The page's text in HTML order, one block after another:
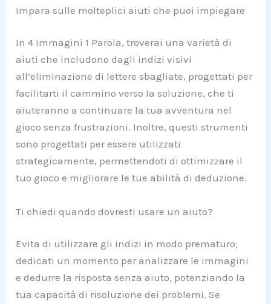
Impara sulle molteplici aiuti che puoi impiegare
In 4 Immagini 1 Parola, troverai una varietà di
aiuti che includono dagli indizi visivi
all’eliminazione di lettere sbagliate, progettati per
facilitarti il cammino verso la soluzione, che ti
aiuteranno a continuare la tua avventura nel
gioco senza frustrazioni. Inoltre, questi strumenti
sono progettati per essere utilizzati
strategicamente, permettendoti di ottimizzare il
tuo gioco e migliorare le tue abilità di deduzione.
Ti chiedi quando dovresti usare un aiuto?
Evita di utilizzare gli indizi in modo prematuro;
dedicati un momento per analizzare le immagini
e dedurre la risposta senza aiuto, potenziando la
tua capacità di risoluzione dei problemi. Se